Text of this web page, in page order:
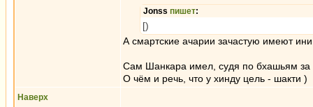
Jonss пишет:
[)
А смартские ачарии зачастую имеют
Сам Шанкара имел, судя по бхашьям за
О чём и речь, что у хинду цель - шакти )
Наверх